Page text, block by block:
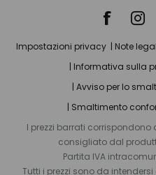
Impostazioni privacy Note
Informativa sulla
Avviso per lo
Smaltimento
I prezzi barrati
consigliato dal
Partita IVA
Tutti i prezzi sono da